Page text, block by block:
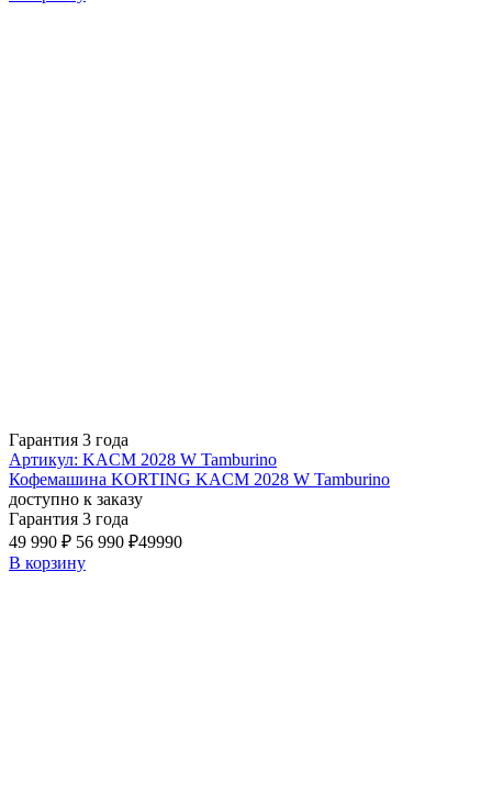
Гарантия 3 года
Артикул: KACM 2028 W Tamburino
Кофемашина KORTING KACM 2028 W Tamburino
доступно к заказу
Гарантия 3 года
49 990 ₽ 56 990 ₽49990
В корзину